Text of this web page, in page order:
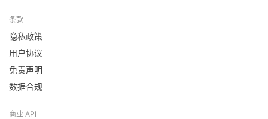
条款
隐私政策
用户协议
免责声明
数据合规
商业 API